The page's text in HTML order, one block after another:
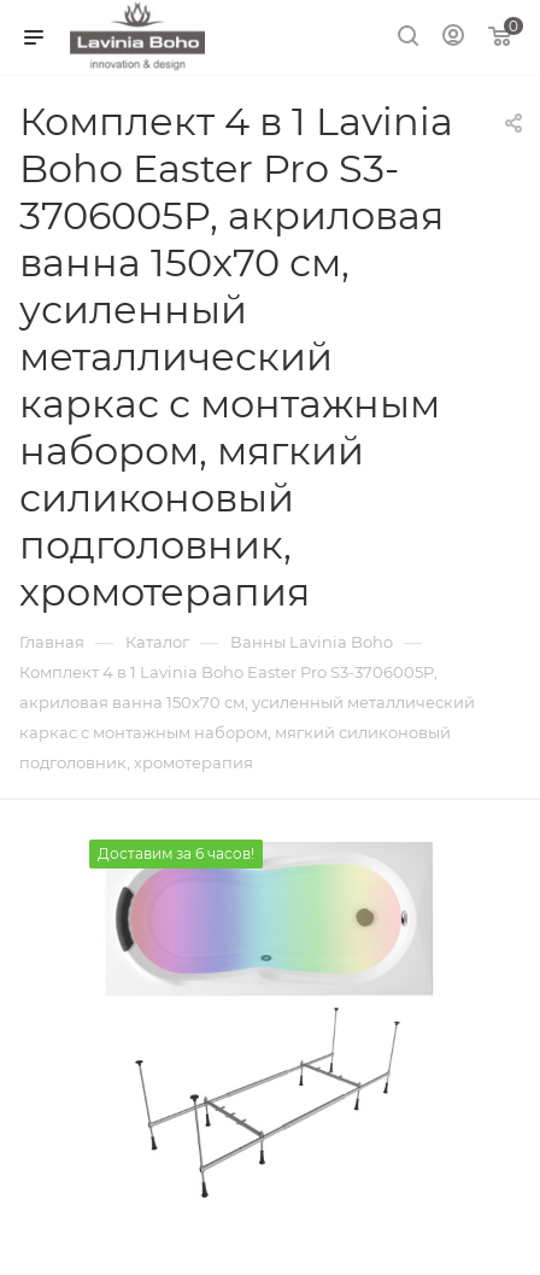
0
Комплект 4 в 1 Lavinia
Boho Easter Pro S3-
3706005P, акриловая
ванна 150x70 см,
усиленный
металлический
каркас с монтажным
набором, мягкий
силиконовый
подголовник,
хромотерапия
Главная — Каталог — Ванны Lavinia Boho —
Комплект 4 в 1 Lavinia Boho Easter Pro S3-3706005P,
акриловая ванна 150x70 см, усиленный металлический
каркас с монтажным набором, мягкий силиконовый
подголовник, хромотерапия
Доставим за 6 часов!